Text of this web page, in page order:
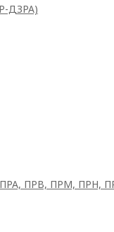
ДЗРА)
ПРВ, ПРМ,